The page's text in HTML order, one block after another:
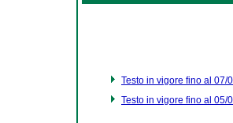
Testo in vigore fino al 07/
Testo in vigore fino al 05/